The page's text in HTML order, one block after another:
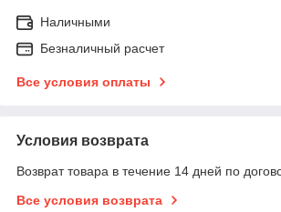
Наличными
Безналичный расчет
Все условия оплаты
Условия возврата
Возврат товара в течение 14 дней по
Все условия возврата